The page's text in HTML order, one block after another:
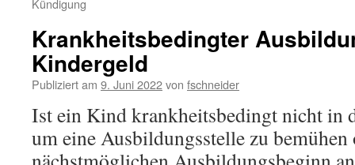
Kündigung
Krankheitsbedingter
Kindergeld
Publiziert am 9. Juni 2022von fschneider
Ist ein Kind krankheitsbedingt nicht in
um eine Ausbildungsstelle zu bemühen